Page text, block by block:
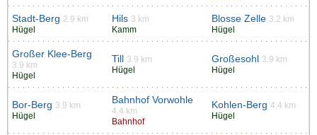
Stadt-Berg 2.9 km
Hügel
Hils 3 km
Kamm
Blosse Zelle 3.2 km
Hügel
Großer Klee-Berg
3.9 km
Hügel
Till
3.9 km
Hügel
Großesohl
3.9 km
Hügel
Bor-Berg 3.9 km
Hügel
Bahnhof Vorwohle
4.4 km
Bahnhof
Kohlen-Berg 4.4 km
Hügel